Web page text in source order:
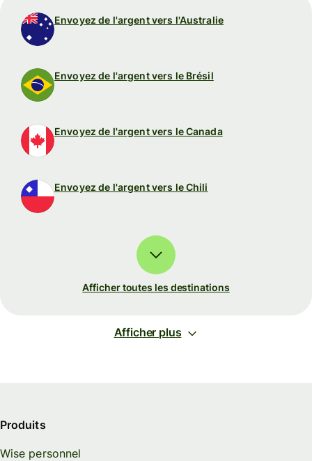
Envoyez de l'argent vers l'Australie
Envoyez de l'argent vers le Brésil
Envoyez de l'argent vers le Canada
Envoyez de l'argent vers le Chili
Afficher toutes les destinations
Afficher plus
Produits
Wise personnel